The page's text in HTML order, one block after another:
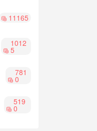
11165
1012
5
781
0
519
0